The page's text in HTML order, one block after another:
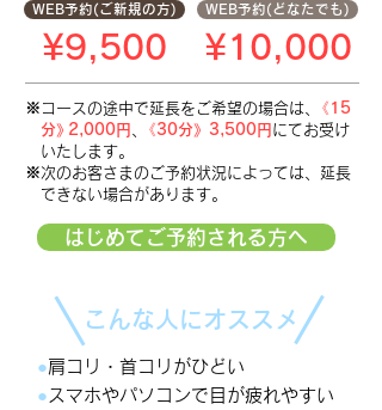
WEB予約(ご新規の方)
¥9,500
WEB予約(どなたでも)
¥10,000
※コースの途中で延長をご希望の場合は
《15
分》 2,000円 《30分》3,500円 にてお受け
いたします。
※次のお客さまのご予約状況によっては
延長
できない場合があります。
はじめてご予約される方へ
こんな人にオススメ
●肩コリ・首コリがひどい
● スマホやパソコンで目が疲れやすい